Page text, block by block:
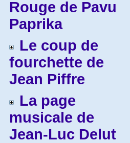
Rouge de Pavu
Paprika
Le coup de
fourchette de
Jean Piffre
La page
musicale de
Jean-Luc Delut